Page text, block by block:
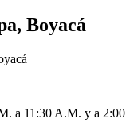
Boyacá
a 11:30 A.M. y a 2:00